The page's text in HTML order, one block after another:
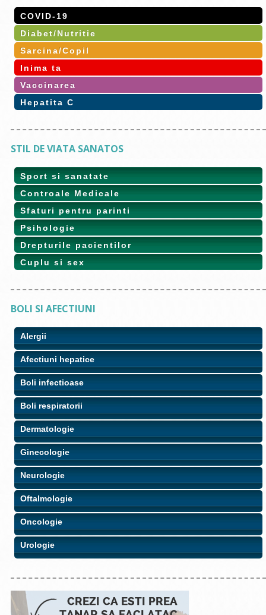
COVID-19
Diabet/Nutritie
Sarcina/Copil
Inima ta
Vaccinarea
Hepatita C
STIL DE VIATA SANATOS
Sport si sanatate
Controale Medicale
Sfaturi pentru parinti
Psihologie
Drepturile pacientilor
Cuplu si sex
BOLI SI AFECTIUNI
Alergii
Afectiuni hepatice
Boli infectioase
Boli respiratorii
Dermatologie
Ginecologie
Neurologie
Oftalmologie
Oncologie
Urologie